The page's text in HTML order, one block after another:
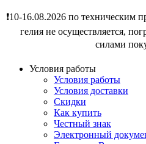
❗️10-16.08.2026 по техническим
гелия не осуществляется,
силами
Условия работы
Условия работы
Условия доставки
Скидки
Как купить
Честный знак
Электронный